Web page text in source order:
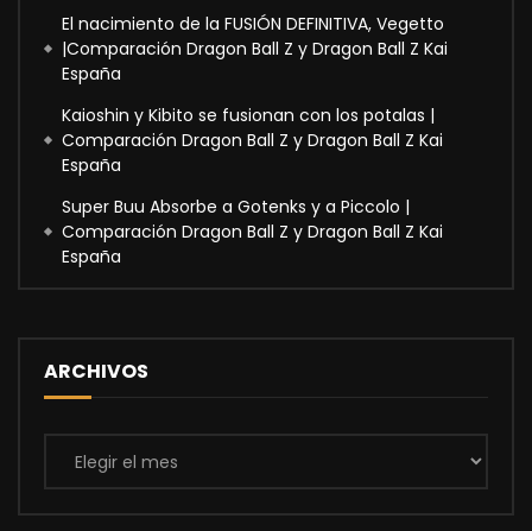
El nacimiento de la FUSIÓN DEFINITIVA, Vegetto
|Comparación Dragon Ball Z y Dragon Ball Z Kai
España
Kaioshin y Kibito se fusionan con los potalas |
Comparación Dragon Ball Z y Dragon Ball Z Kai
España
Super Buu Absorbe a Gotenks y a Piccolo |
Comparación Dragon Ball Z y Dragon Ball Z Kai
España
ARCHIVOS
Archivos